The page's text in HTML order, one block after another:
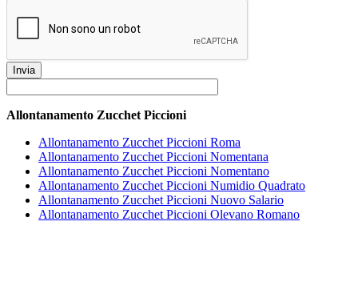
Allontanamento Zucchet Piccioni
Allontanamento Zucchet Piccioni Roma
Allontanamento Zucchet Piccioni Nomentana
Allontanamento Zucchet Piccioni Nomentano
Allontanamento Zucchet Piccioni Numidio Quadrato
Allontanamento Zucchet Piccioni Nuovo Salario
Allontanamento Zucchet Piccioni Olevano Romano